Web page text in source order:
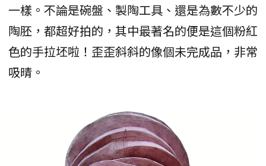
一樣。不論是碗盤、製陶工具、還是為數不少的
陶胚，都超好拍的，其中最著名的便是這個粉紅
色的手拉坯啦！歪歪斜斜的像個未完成品，非常
吸晴。